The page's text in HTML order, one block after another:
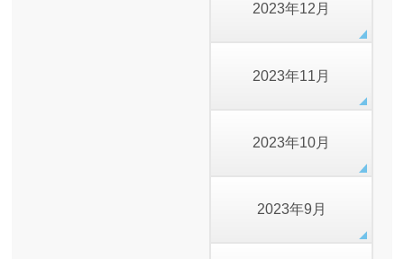
2023年12月
2023年11月
2023年10月
2023年9月